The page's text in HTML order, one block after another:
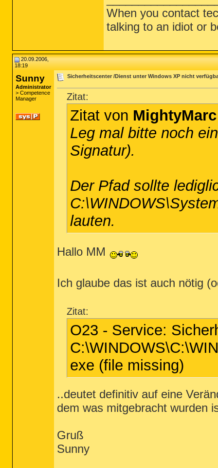
When you contact
talking to an idiot or
20.09.2006,
18:19
Sunny
Administrator
> Competence
Manager
Sicherheitscenter /Dienst unter Windows XP nicht
Zitat:
Zitat von MightyMarc
Leg mal bitte noch
Signatur).
Der Pfad sollte
lauten.
Hallo MM
Ich glaube das ist auch nötig
Zitat:
O23 - Service:
exe (file missing)
..deutet definitiv auf eine
dem was mitgebracht wurden
Gruß
Sunny